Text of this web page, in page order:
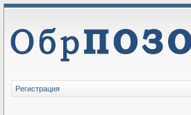
Регистрация